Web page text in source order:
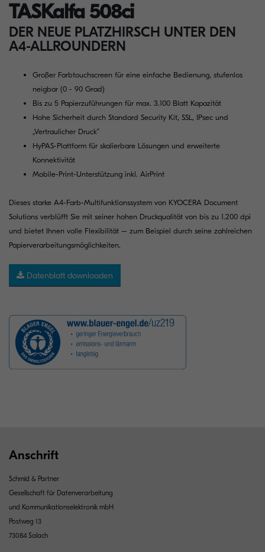
TASKalfa 508ci
DER NEUE PLATZHIRSCH UNTER DEN
A4-ALLROUNDERN
Großer Farbtouchscreen für eine einfache Bedienung, stufenlos
neigbar (0 - 90 Grad)
Bis zu 5 Papierzuführungen für max. 3.100 Blatt Kapazität
Hohe Sicherheit durch Standard Security Kit, SSL, IPsec und
„Vertraulicher Druck“
HyPAS-Plattform für skalierbare Lösungen und erweiterte
Konnektivität
Mobile-Print-Unterstützung inkl. AirPrint
Dieses starke A4-Farb-Multifunktionssystem von KYOCERA Document
Solutions verblüfft Sie mit seiner hohen Druckqualität von bis zu 1.200 dpi
und bietet Ihnen volle Flexibilität – zum Beispiel durch seine zahlreichen
Papierverarbeitungsmöglichkeiten.
Datenblatt downloaden
Anschrift
Schmid & Partner
Gesellschaft für Datenverarbeitung
und Kommunikationselektronik mbH
Postweg 13
73084 Salach